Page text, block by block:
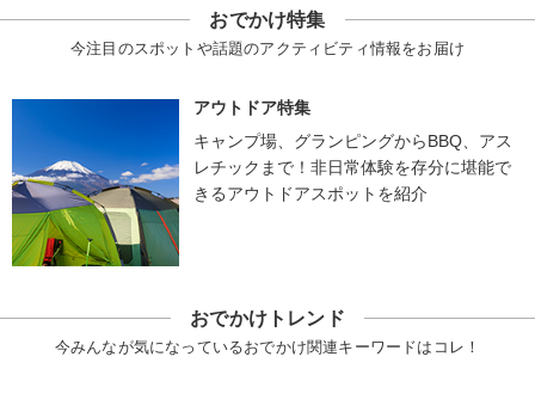
おでかけ特集
今注目のスポットや話題のアクティビティ情報をお届け
アウトドア特集
キャンプ場、グランピングからBBQ、アス
レチックまで！非日常体験を存分に堪能で
きるアウトドアスポットを紹介
おでかけトレンド
今みんなが気になっているおでかけ関連キーワードはコレ！